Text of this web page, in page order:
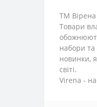
ТМ Вірена
Товари
набори та
новинки,
світі.
Virena -